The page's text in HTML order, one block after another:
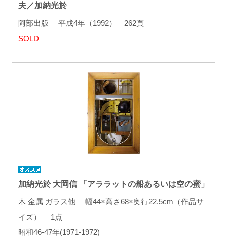
夫／加納光於
阿部出版 平成4年（1992） 262頁
SOLD
加納光於 大岡信 「アララットの船あるいは空の蜜」
木 金属 ガラス他 幅44×高さ68×奥行22.5cm（作品サ
イズ） 1点
昭和46-47年(1971-1972)